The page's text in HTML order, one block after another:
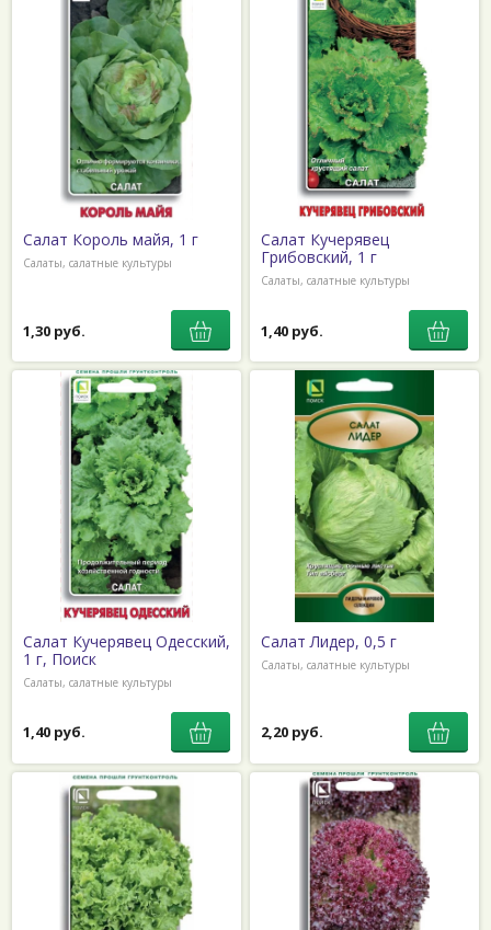
Салат Король майя, 1 г
Салаты, салатные культуры
1,30 руб.
Салат Кучерявец
Грибовский, 1 г
Салаты, салатные культуры
1,40 руб.
Салат Кучерявец Одесский,
1 г, Поиск
Салаты, салатные культуры
1,40 руб.
Салат Лидер, 0,5 г
Салаты, салатные культуры
2,20 руб.